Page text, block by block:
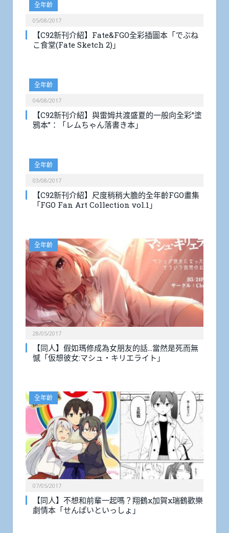
全年齡
05/08/2017
【C92新刊介紹】Fate&FGO全彩插圖本「でぶね
こ食堂(Fate Sketch 2)」
全年齡
04/08/2017
【C92新刊介紹】與雷姆共渡盛夏的一般向全彩”塗
鴉本”：「レムちゃん落書き本」
全年齡
03/08/2017
【C92新刊介紹】尺度稍稍大膽的全年齡FGO畫集
「FGO Fan Art Collection vol.1」
全年齡
28/05/2017
【同人】假如瑪修成為女朋友的話…當然是死而無
憾「仮想彼女:マシュ・キリエライト」
全年齡
07/05/2017
【同人】不想和前輩一起嗎？翔鶴x加賀x瑞鶴歡樂
劇情本「せんぱいといっしょ」